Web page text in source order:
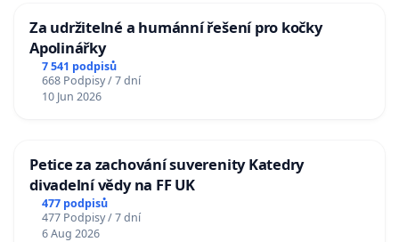
Za udržitelné a humánní řešení pro kočky
Apolinářky
7 541 podpisů
668 Podpisy / 7 dní
10 Jun 2026
Petice za zachování suverenity Katedry
divadelní vědy na FF UK
477 podpisů
477 Podpisy / 7 dní
6 Aug 2026